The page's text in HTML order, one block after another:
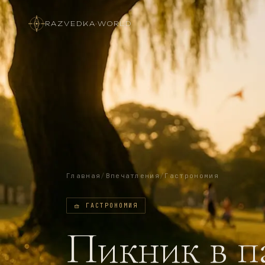
RAZVEDKA·WORLD
Главная / Впечатления/Гастрономия
🧺 ГАСТРОНОМИЯ
Пикник в